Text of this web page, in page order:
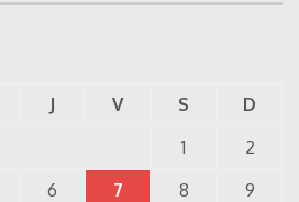
J V S
D
1
2
6 7 8
9